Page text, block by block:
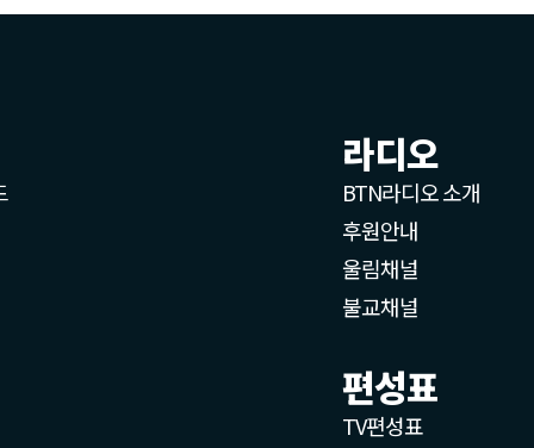
라디오
BTN라디오 소개
후원안내
울림채널
불교채널
편성표
TV편성표